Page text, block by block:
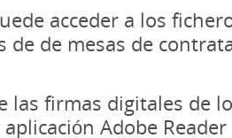
acceder a los
de de mesas de
las firmas digitales de
Adobe Reader